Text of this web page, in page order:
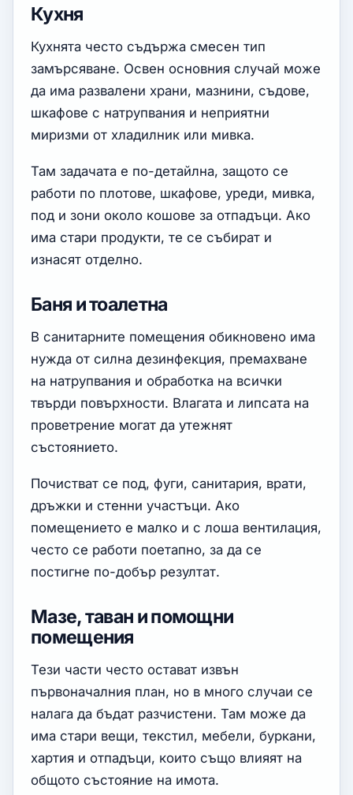
Кухня
Кухнята често съдържа смесен тип
замърсяване. Освен основния случай може
да има развалени храни, мазнини, съдове,
шкафове с натрупвания и неприятни
миризми от хладилник или мивка.
Там задачата е по-детайлна, защото се
работи по плотове, шкафове, уреди, мивка,
под и зони около кошове за отпадъци. Ако
има стари продукти, те се събират и
изнасят отделно.
Баня и тоалетна
В санитарните помещения обикновено има
нужда от силна дезинфекция, премахване
на натрупвания и обработка на всички
твърди повърхности. Влагата и липсата на
проветрение могат да утежнят
състоянието.
Почистват се под, фуги, санитария, врати,
дръжки и стенни участъци. Ако
помещението е малко и с лоша вентилация,
често се работи поетапно, за да се
постигне по-добър резултат.
Мазе, таван и помощни
помещения
Тези части често остават извън
първоначалния план, но в много случаи се
налага да бъдат разчистени. Там може да
има стари вещи, текстил, мебели, буркани,
хартия и отпадъци, които също влияят на
общото състояние на имота.